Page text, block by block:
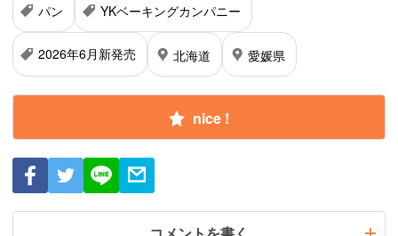
パン YKベーキングカンパニー
2026年6月新発売 北海道 愛媛県
nice !